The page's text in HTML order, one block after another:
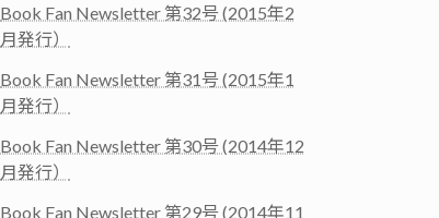
Book Fan Newsletter 第32号 (2015年2
月発行）
Book Fan Newsletter 第31号 (2015年1
月発行）
Book Fan Newsletter 第30号 (2014年12
月発行）
Book Fan Newsletter 第29号 (2014年11